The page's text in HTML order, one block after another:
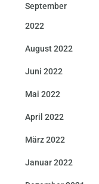
September
2022
August 2022
Juni 2022
Mai 2022
April 2022
März 2022
Januar 2022